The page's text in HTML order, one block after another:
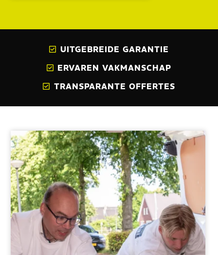
UITGEBREIDE GARANTIE
ERVAREN VAKMANSCHAP
TRANSPARANTE OFFERTES